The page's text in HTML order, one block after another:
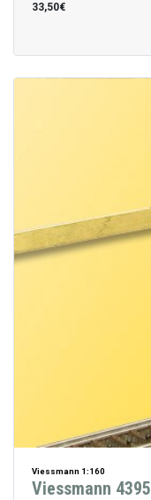
33,50€
Viessmann 1:160
Viessmann 4395